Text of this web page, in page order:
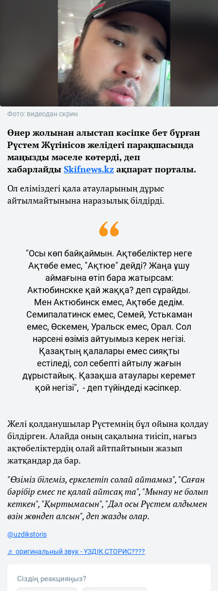
Фото: видеодан скрин
Өнер жолынан алыстап кәсіпке бет бұрған
Рүстем Жүгінісов желідегі парақшасында
маңызды мәселе көтерді, деп
хабарлайды Skifnews.kz ақпарат порталы.
Ол еліміздегі қала атауларының дұрыс
айтылмайтынына наразылық білдірді.
"Осы көп байқаймын. Ақтөбеліктер неге
Ақтөбе емес, "Ақтюе" дейді? Жаңа ұшу
аймағына өтіп бара жатырсам:
Актюбинскке қай жаққа? деп сұрайды.
Мен Актюбинск емес, Ақтөбе дедім.
Семипалатинск емес, Семей, Устькаман
емес, Өскемен, Уральск емес, Орал. Сол
нәрсені өзіміз айтуымыз керек негізі.
Қазақтың қалалары емес сияқты
естіледі, сол себепті айтылу жағын
дұрыстайық. Қазақша атаулары керемет
қой негізі", - деп түйіндеді кәсіпкер.
Желі қолданушылар Рүстемнің бұл ойына қолдау
білдірген. Алайда оның сақалына тиісіп, нағыз
ақтөбеліктердің олай айтпайтынын жазып
жатқандар да бар.
"Өзіміз білеміз, еркелетіп солай айтамыз", "Саған
бәрібір емес пе қалай айтсақ та", "Мынау не болып
кеткен", "Қыртымасын", "Дәл осы Рүстем алдымен
өзін жөндеп алсын", деп жазды олар.
@uzdikstoris
♬ оригинальный звук - ҮЗДІК СТОРИС????
Сіздің реакцияңыз?